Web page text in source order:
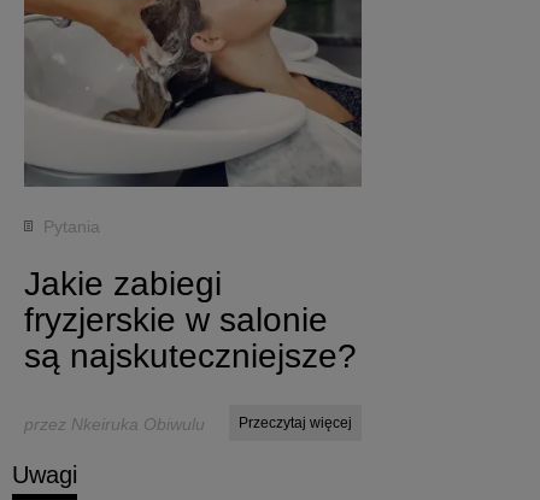
Pytania
Jakie zabiegi
fryzjerskie w salonie
są najskuteczniejsze?
przez Nkeiruka Obiwulu Przeczytaj więcej
Uwagi